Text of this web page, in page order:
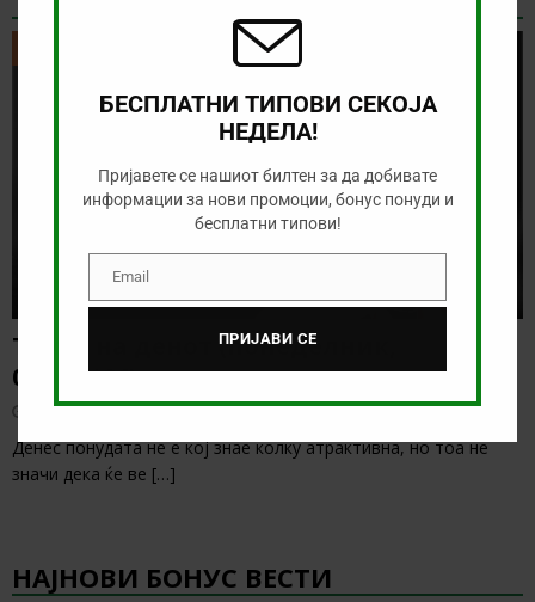
Тикет на денот (понеделник,
03.08.2026)
август 3, 2026
Денес понудата не е кој знае колку атрактивна, но тоа не
значи дека ќе ве […]
НАЈНОВИ БОНУС ВЕСТИ
БЕСПЛАТНИ ТИПОВИ СЕКОЈА
НЕДЕЛА!
Пријавете се нашиот билтен за да добивате
информации за нови промоции, бонус понуди и
бесплатни типови!
EmailEmail
ПРИЈАВИ СЕ